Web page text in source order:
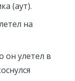
(аут).
на
он улетел в